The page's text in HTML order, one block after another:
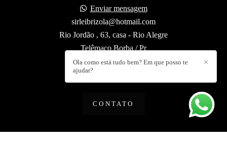
Enviar mensagem
sirleibrizola@hotmail.com
Rio Jordão , 63, casa - Rio Alegre
Telêmaco Borba / Pr
CONTATO
✕
Ola como está tudo bem? Em que posso te
ajudar?